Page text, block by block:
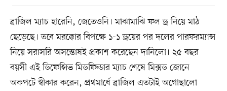
ব্রাজিল ম্যাচ হারেনি, জেতেওনি। মাঝামাঝি ফল ড্র নিয়ে মাঠ
ছেড়েছে। তবে মরক্কোর বিপক্ষে ১-১ ড্রয়ের পর দলের পারফরম্যান্স
নিয়ে সরাসরি অসন্তোষই প্রকাশ করেছেন দানিলো। ২৫ বছর
বয়সী এই ডিফেন্সিভ মিডফিল্ডার ম্যাচ শেষে মিক্সড জোনে
অকপটে স্বীকার করেন, প্রথমার্ধে ব্রাজিল এতটাই অগোছালো